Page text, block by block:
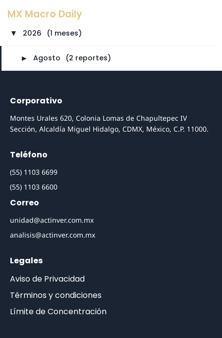
MX Macro Daily
► 2026 (1 meses)
► Agosto (2 reportes)
Corporativo
Montes Urales 620, Colonia Lomas de Chapultepec IV
Sección, Alcaldía Miguel Hidalgo, CDMX, México, C.P. 11000.
Teléfono
(55) 1103 6699
(55) 1103 6600
Correo
unidad@actinver.com.mx
analisis@actinver.com.mx
Legales
Aviso de Privacidad
Términos y condiciones
Límite de Concentración